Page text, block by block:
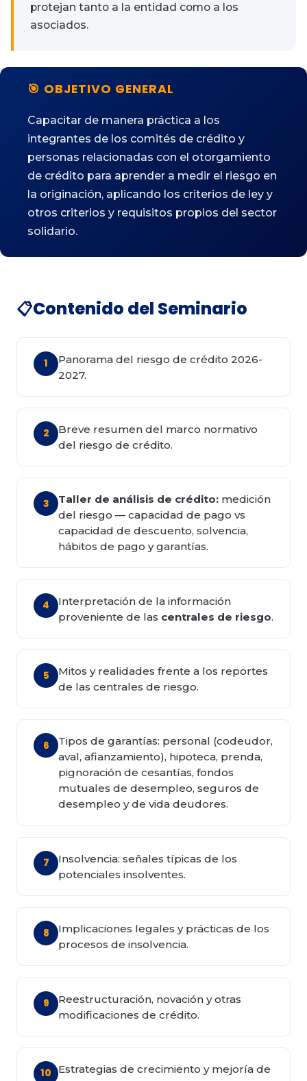
protejan tanto a la entidad como a los
asociados.
🎯 OBJETIVO GENERAL
Capacitar de manera práctica a los
integrantes de los comités de crédito y
personas relacionadas con el otorgamiento
de crédito para aprender a medir el riesgo en
la originación, aplicando los criterios de ley y
otros criterios y requisitos propios del sector
solidario.
📋Contenido del Seminario
1
Panorama del riesgo de crédito 2026-
2027.
2
Breve resumen del marco normativo
del riesgo de crédito.
3 Taller de análisis de crédito: medición
del riesgo — capacidad de pago vs
capacidad de descuento, solvencia,
hábitos de pago y garantías.
4
Interpretación de la información
proveniente de las centrales de riesgo.
5
Mitos y realidades frente a los reportes
de las centrales de riesgo.
6
Tipos de garantías: personal (codeudor,
aval, afianzamiento), hipoteca, prenda,
pignoración de cesantías, fondos
mutuales de desempleo, seguros de
desempleo y de vida deudores.
7
Insolvencia: señales típicas de los
potenciales insolventes.
8
Implicaciones legales y prácticas de los
procesos de insolvencia.
9
Reestructuración, novación y otras
modificaciones de crédito.
10
Estrategias de crecimiento y mejoría de